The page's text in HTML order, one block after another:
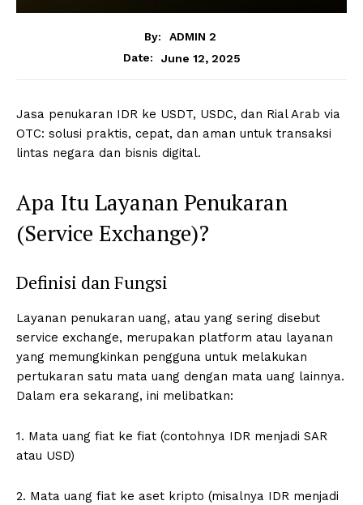
By:
ADMIN 2
Date:
June 12, 2025
Jasa penukaran IDR ke USDT, USDC, dan Rial Arab via
OTC: solusi praktis, cepat, dan aman untuk transaksi
lintas negara dan bisnis digital.
Apa Itu Layanan Penukaran
(Service Exchange)?
Definisi dan Fungsi
Layanan penukaran uang, atau yang sering disebut
service exchange, merupakan platform atau layanan
yang memungkinkan pengguna untuk melakukan
pertukaran satu mata uang dengan mata uang lainnya.
Dalam era sekarang, ini melibatkan:
1. Mata uang fiat ke fiat (contohnya IDR menjadi SAR
atau USD)
2. Mata uang fiat ke aset kripto (misalnya IDR menjadi